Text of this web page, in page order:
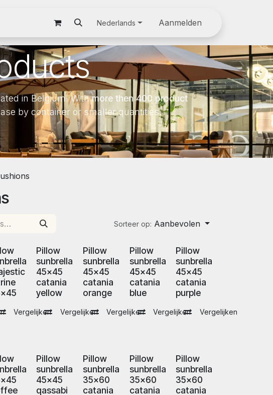
Showroom Downloads Jobs Discover our products
Nederlands Aanmelden
in Belgium. Withmore then 400 product
by container or smaller quantities.
Sorteer op: Aanbevolen
Vergelijken
Pillow
sunbrella
45x45
catania
yellow
Vergelijken
Pillow
sunbrella
45x45
catania
orange
Vergelijken
Pillow
sunbrella
45x45
catania
blue
Vergelijken
Pillow
sunbrella
45x45
catania
purple
Vergelijken
Pillow
sunbrella
45x45
qassabi
Pillow
sunbrella
35x60
catania
Pillow
sunbrella
35x60
catania
Pillow
sunbrella
35x60
catania